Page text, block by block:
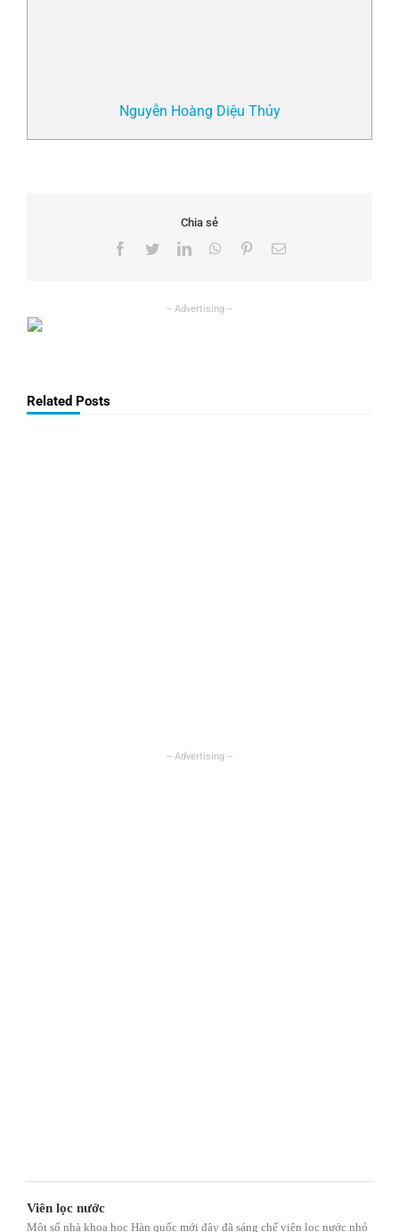
Nguyễn Hoàng Diệu Thủy
Chia sẻ
Facebook
TwitterLinkedInWhatsApp
PinterestEmail
Related Posts
Viên lọc nước
Một số nhà khoa học Hàn quốc mới đây đã sáng chế viên lọc nước nhỏ